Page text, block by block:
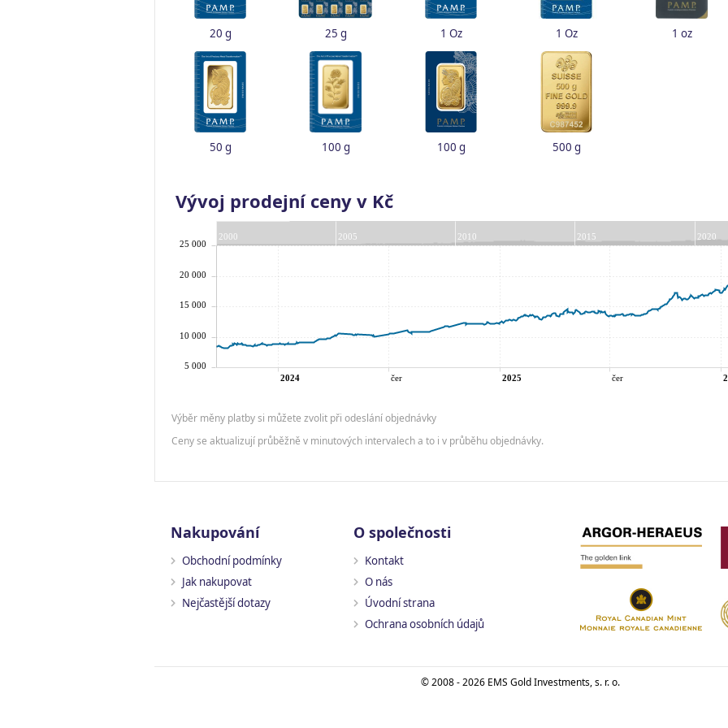
20 g 25 g 1 Oz 1 Oz 1 oz
50 g 100 g 100 g 500 g
Vývoj prodejní ceny v Kč
Výběr měny platby si můžete zvolit při odeslání objednávky
Ceny se aktualizují průběžně v minutových intervalech a to i v průběhu objednávky.
Nakupování
Obchodní podmínky
Jak nakupovat
Nejčastější dotazy
O společnosti
Kontakt
O nás
Úvodní strana
Ochrana osobních údajů
© 2008 - 2026 EMS Gold Investments, s. r. o.